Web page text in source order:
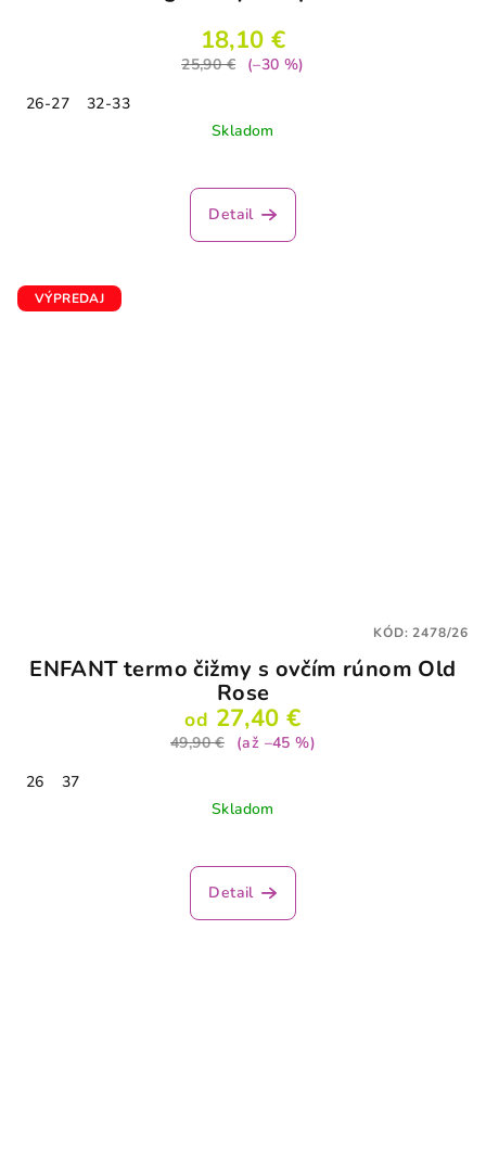
18,10 €
25,90 €
(–30 %)
26-27
32-33
Skladom
Detail
VÝPREDAJ
ENFANT termo čižmy s ovčím rúnom Old
Rose
od 27,40 €
49,90 €
(až –45 %)
26
37
Skladom
hodnotenie
produktu
Detail
KÓD:2478/26